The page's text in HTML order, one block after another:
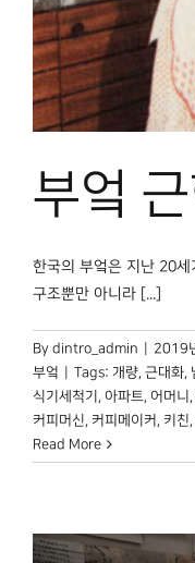
부엌
한국의 부엌은 지난 20세
구조뿐만 아니라 [...]
By dintro_admin 2019
부엌
Tags: 개량, 근대화,
식기세척기 , 아파트, 어머니 ,
커피머신, 커피메이커 , 키친,
Read More